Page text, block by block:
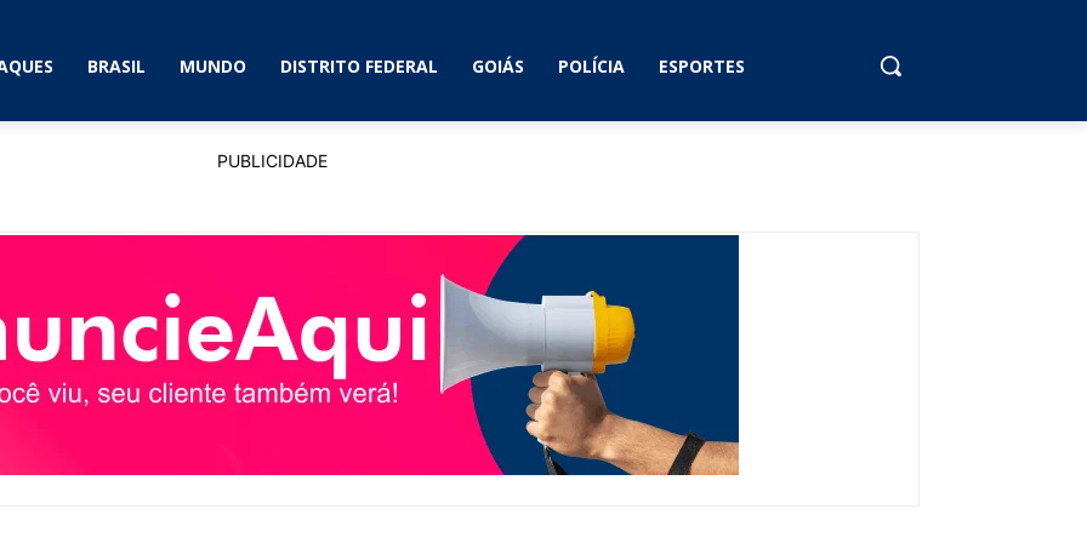
BRASIL MUNDO DISTRITO FEDERAL GOIÁS POLÍCIA ESPORTES
PUBLICIDADE